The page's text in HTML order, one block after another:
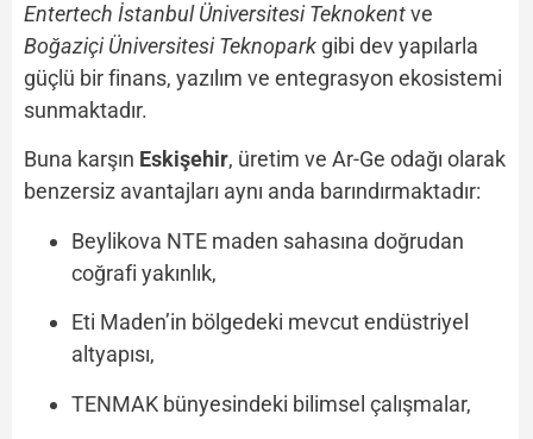
Entertech İstanbul Üniversitesi Teknokentve
Boğaziçi Üniversitesi Teknopark gibi dev yapılarla
güçlü bir finans, yazılım ve entegrasyon ekosistemi
sunmaktadır.
Buna karşın Eskişehir, üretim ve Ar-Ge odağı olarak
benzersiz avantajları aynı anda barındırmaktadır:
Beylikova NTE maden sahasına doğrudan
coğrafi yakınlık,
Eti Maden’in bölgedeki mevcut endüstriyel
altyapısı,
TENMAK bünyesindeki bilimsel çalışmalar,